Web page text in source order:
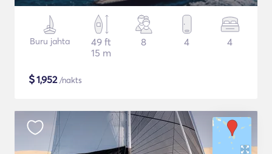
Buru jahta
49 ft
15 m
8 4 4
$1,952/nakts